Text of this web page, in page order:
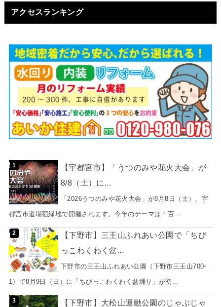
アクセスランキング
【宇都宮市】「うつのみや花火大会」が
8/8（土）に...
「2026うつのみや花火大会」が8月8日（土）、宇
都宮市道場宿緑地で開催されます。今年のテーマは「百...
【下野市】三王山ふれあい公園で「ちび
っこわくわく盆...
下野市の三王山ふれあい公園（下野市三王山700-
1）で8月9日（日）に「ちびっこわくわく盆踊り」が初...
【下野市】大松山運動公園のじゃぶじゃ